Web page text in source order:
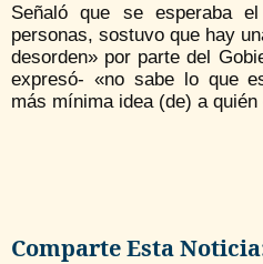
Señaló que se esperaba
personas, sostuvo que hay
desorden» por parte del
expresó- «no sabe lo que
más mínima idea (de) a
Comparte Esta